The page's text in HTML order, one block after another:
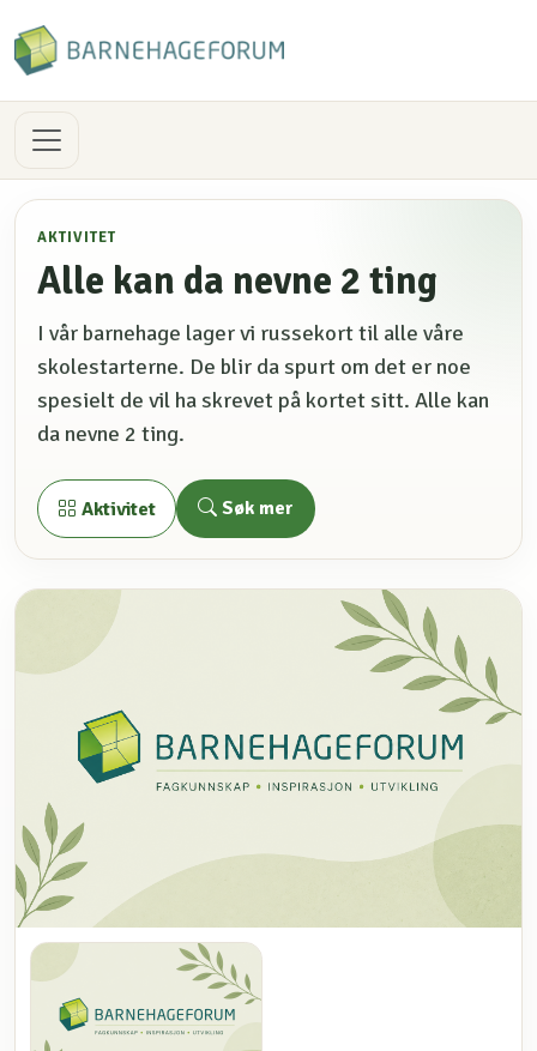
AKTIVITET
Alle kan da nevne 2 ting
I vår barnehage lager vi russekort til alle våre
skolestarterne. De blir da spurt om det er noe
spesielt de vil ha skrevet på kortet sitt. Alle kan
da nevne 2 ting.
Aktivitet Søk mer